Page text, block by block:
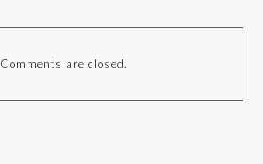
Comments are closed.